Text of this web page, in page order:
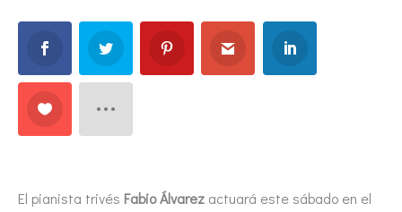
El pianista trivés Fabio Álvarez actuará este sábado en el